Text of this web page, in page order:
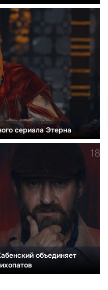
сериала Этерна
объединяет